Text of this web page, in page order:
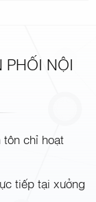
PHỐI NỘI
chỉ hoạt
tiếp tại xưởng